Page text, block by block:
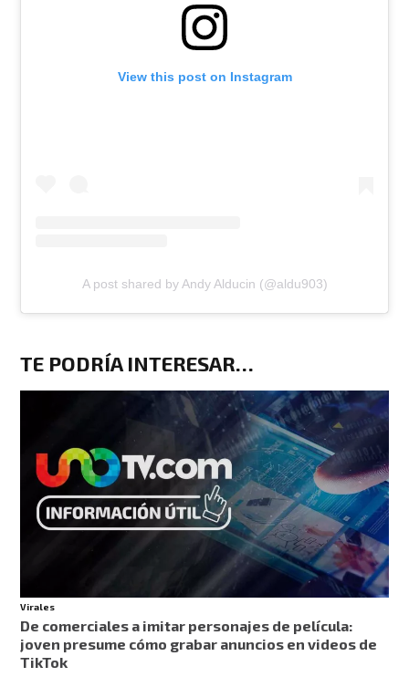
View this post on Instagram
A post shared by Andy Alducin (@aldu903)
TE PODRÍA INTERESAR…
Virales
De comerciales a imitar personajes de película:
joven presume cómo grabar anuncios en videos de
TikTok